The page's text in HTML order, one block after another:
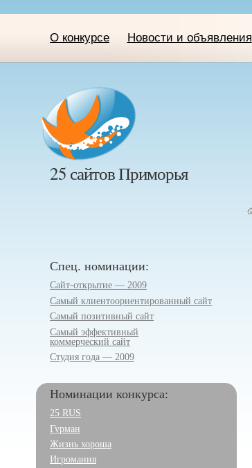
О конкурсе Новости и объявления
25 сайтов Приморья
Спец. номинации:
Сайт-открытие — 2009
Самый клиентоориенти­рованный сайт
Самый позитивный сайт
Самый эффективный
коммерческий сайт
Студия года — 2009
Номинации конкурса:
25 RUS
Гурман
Жизнь хороша
Игромания